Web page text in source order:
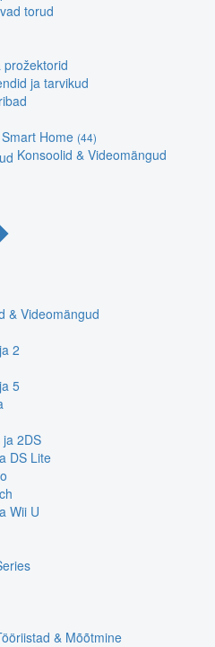
torud
prožektorid
ja tarvikud
Home (44)
Konsoolid & Videomängud
& Videomängud
2
5
2DS
DS Lite
Wii U
& Mõõtmine